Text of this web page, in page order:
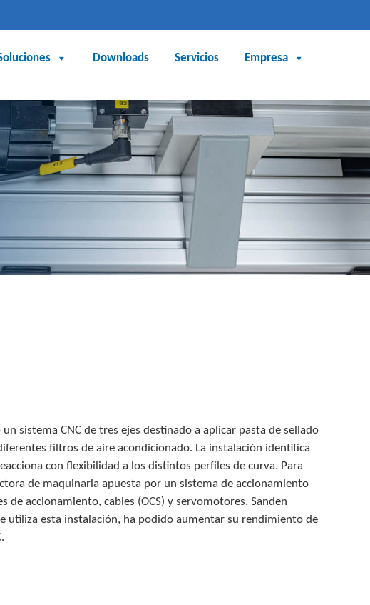
Downloads Servicios Empresa
sistema CNC de tres ejes destinado a aplicar pasta de sellado
filtros de aire acondicionado. La instalación identifica
con flexibilidad a los distintos perfiles de curva. Para
de maquinaria apuesta por un sistema de accionamiento
de accionamiento, cables (OCS) y servomotores. Sanden
utiliza esta instalación, ha podido aumentar su rendimiento de